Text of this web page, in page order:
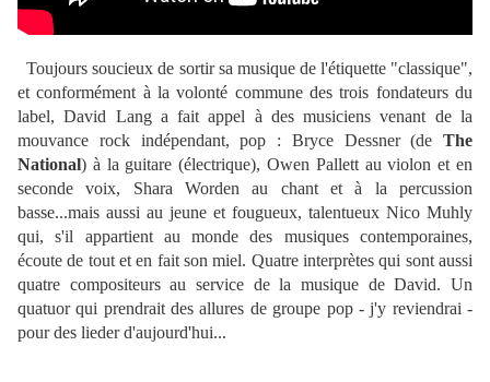
Toujours soucieux de sortir sa musique de l'étiquette "classique",
et conformément à la volonté commune des trois fondateurs du
label, David Lang a fait appel à des musiciens venant de la
mouvance rock indépendant, pop : Bryce Dessner (de The
National) à la guitare (électrique), Owen Pallett au violon et en
seconde voix, Shara Worden au chant et à la percussion
basse...mais aussi au jeune et fougueux, talentueux Nico Muhly
qui, s'il appartient au monde des musiques contemporaines,
écoute de tout et en fait son miel. Quatre interprètes qui sont aussi
quatre compositeurs au service de la musique de David. Un
quatuor qui prendrait des allures de groupe pop - j'y reviendrai -
pour des lieder d'aujourd'hui...